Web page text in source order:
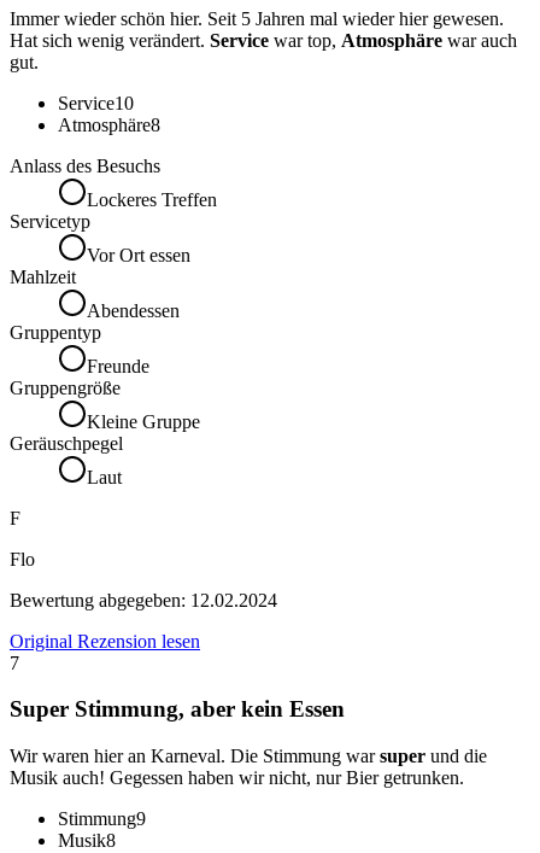
Immer wieder schön hier. Seit 5 Jahren mal wieder hier gewesen.
Hat sich wenig verändert. Service war top, Atmosphäre war auch
gut.
Service10
Atmosphäre8
Anlass des Besuchs
Lockeres Treffen
Servicetyp
Vor Ort essen
Mahlzeit
Abendessen
Gruppentyp
Freunde
Gruppengröße
Kleine Gruppe
Geräuschpegel
Laut
F
Flo
Bewertung abgegeben: 12.02.2024
Original Rezension lesen
7
Super Stimmung, aber kein Essen
Wir waren hier an Karneval. Die Stimmung warsuper und die
Musik auch! Gegessen haben wir nicht, nur Bier getrunken.
Stimmung9
Musik8